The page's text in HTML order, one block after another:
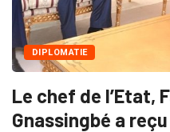
DIPLOMATIE
Le chef de l’Etat,
Gnassingbé a